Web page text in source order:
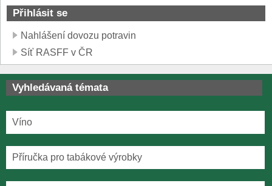
Přihlásit se
Nahlášení dovozu potravin
Síť RASFF v ČR
Vyhledávaná témata
Víno
Příručka pro tabákové výrobky